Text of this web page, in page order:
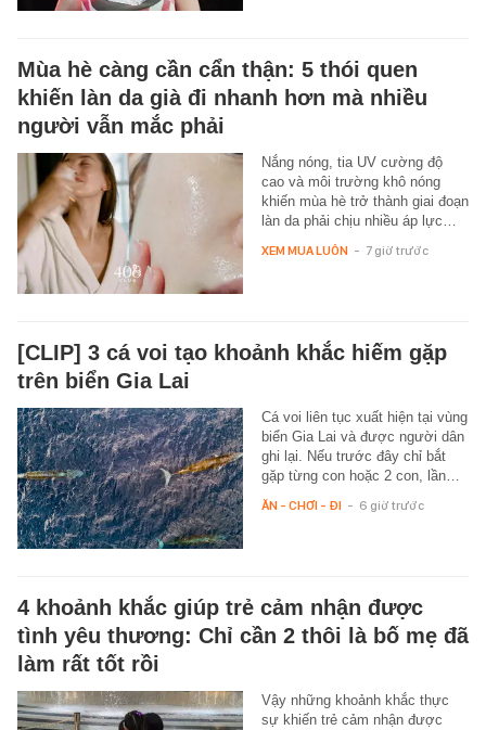
Mùa hè càng cần cẩn thận: 5 thói quen
khiến làn da già đi nhanh hơn mà nhiều
người vẫn mắc phải
Nắng nóng, tia UV cường độ
cao và môi trường khô nóng
khiến mùa hè trở thành giai đoạn
làn da phải chịu nhiều áp lực…
XEM MUA LUÔN - 7 giờ trước
[CLIP] 3 cá voi tạo khoảnh khắc hiếm gặp
trên biển Gia Lai
Cá voi liên tục xuất hiện tại vùng
biển Gia Lai và được người dân
ghi lại. Nếu trước đây chỉ bắt
gặp từng con hoặc 2 con, lần…
ĂN - CHƠI - ĐI - 6 giờ trước
4 khoảnh khắc giúp trẻ cảm nhận được
tình yêu thương: Chỉ cần 2 thôi là bố mẹ đã
làm rất tốt rồi
Vậy những khoảnh khắc thực
sự khiến trẻ cảm nhận được